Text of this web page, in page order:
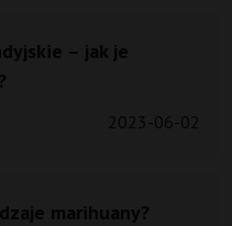
– jak je
2023-06-02
marihuany?